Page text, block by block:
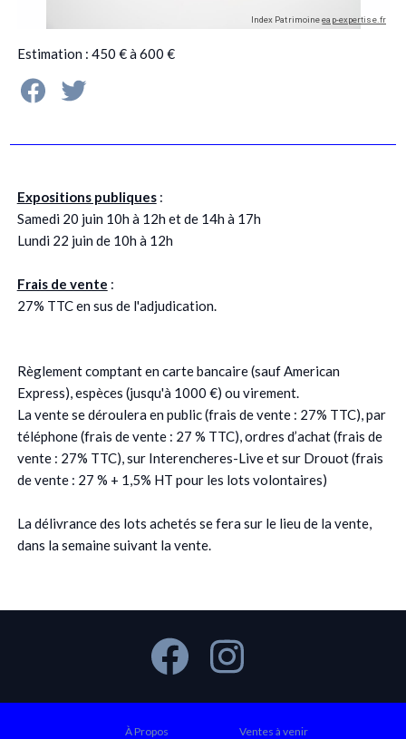
Estimation : 450 € à 600 €
Expositions publiques:
Samedi 20 juin 10h à 12h et de 14h à 17h
Lundi 22 juin de 10h à 12h
Frais de vente :
27% TTC en sus de l'adjudication.
Règlement comptant en carte bancaire (sauf American
Express), espèces (jusqu'à 1000 €) ou virement.
La vente se déroulera en public (frais de vente : 27% TTC), par
téléphone (frais de vente : 27 % TTC), ordres d’achat (frais de
vente : 27% TTC), sur Interencheres-Live et sur Drouot (frais
de vente : 27 % + 1,5% HT pour les lots volontaires)
La délivrance des lots achetés se fera sur le lieu de la vente,
dans la semaine suivant la vente.
À Propos
Ventes à venir